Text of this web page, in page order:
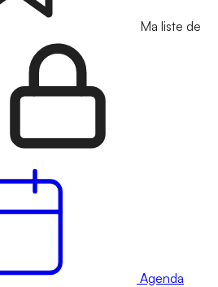
Ma liste de
Agenda